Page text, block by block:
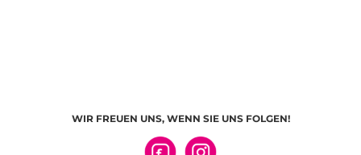
WIR FREUEN UNS, WENN SIE UNS FOLGEN!